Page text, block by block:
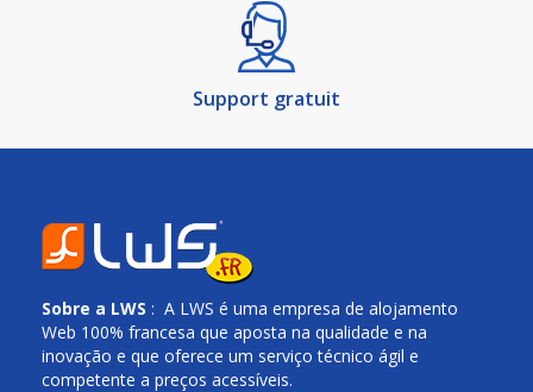
Support gratuit
Sobre a LWS : A LWS é uma empresa de alojamento
Web 100% francesa que aposta na qualidade e na
inovação e que oferece um serviço técnico ágil e
competente a preços acessíveis.